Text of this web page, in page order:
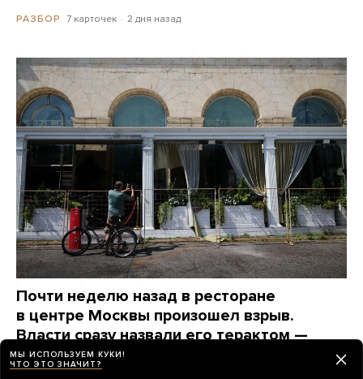
РАЗБОР 7 карточек 2 дня назад
Почти неделю назад в ресторане
в центре Москвы произошел взрыв.
Власти сразу назвали его терактом —
и сразу же перестали о нем говорить
Вот какие вопросы до сих пор остаются без ответов
МЫ ИСПОЛЬЗУЕМ КУКИ!
ЧТО ЭТО ЗНАЧИТ?